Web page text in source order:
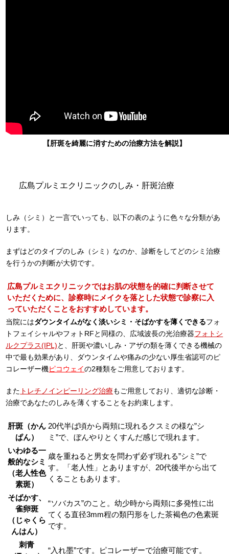
【肝斑を綺麗に消すための治療方法を解説】
広島プルミエクリニックのしみ・肝斑治療
しみ（シミ）と一言でいっても、以下の表のように色々な分類があ
ります。
まずはどのタイプのしみ（シミ）なのか、診断をしてどのシミ治療
を行うかの判断が大切です。
広島プルミエクリニックではお肌の状態を的確に判断させて
いただくために、診察時にメイクを落とした状態で診察に入
っていただくことをおすすめしています。
当院にはダウンタイムがなく淡いシミ・そばかすを薄くできるフォ
トフェイシャルやフォトRFと同様の、広域波長の光治療器フォトシ
ルクプラス(IPL)と、肝斑や濃いしみ・アザの類を薄くできる機械の
中で最も効果があり、ダウンタイムや痛みの少ない厚生省認可のピ
コレーザー機ピコウェイの2種類をご用意しております。
また トレチノインピーリング治療もご用意しており、適切な診断・
治療であなたのしみを薄くすることをお約束します。
肝斑（かん
ぱん）
20代半ば頃から両頬に現れるクスミの様な”シ
ミ”で、ぼんやりとくすんだ感じで現れます。
いわゆる一
般的なシミ
（老人性色
素斑）
歳を重ねると男女を問わず必ず現れる”シミ”で
す。「老人性」とありますが、20代後半から出て
くることもあります。
そばかす、
雀卵斑
（じゃくら
んはん）
“ソバカス”のこと。幼少時から両頬に多発性に出
てくる直径3mm程の類円形をした茶褐色の色素斑
です。
刺青
“入れ墨”です。ピコレーザーで治療可能です。